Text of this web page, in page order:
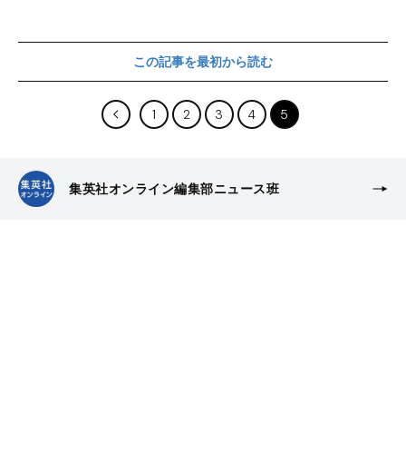
この記事を最初から読む
1 2 3 4 5
集英社オンライン編集部ニュース班